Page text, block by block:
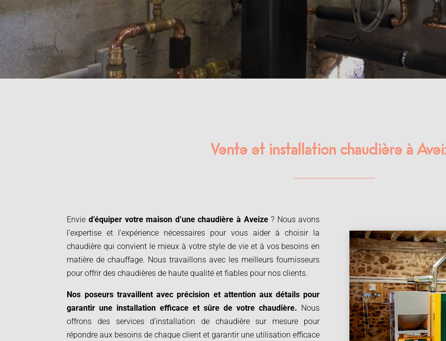
Vente et installation chaudière à
Envied’équiper votre maison d’une chaudière à Aveize? Nous avons
l’expertise et l’expérience nécessaires pour vous aider à choisir la
chaudière qui convient le mieux à votre style de vie et à vos besoins en
matière de chauffage. Nous travaillons avec les meilleurs fournisseurs
pour offrir des chaudières de haute qualité et fiables pour nos clients.
Nos poseurs travaillent avec précision et attention aux détails pour
garantir une installation efficace et sûre de votre chaudière. Nous
offrons des services d’installation de chaudière sur mesure pour
répondre aux besoins de chaque client et garantir une utilisation efficace